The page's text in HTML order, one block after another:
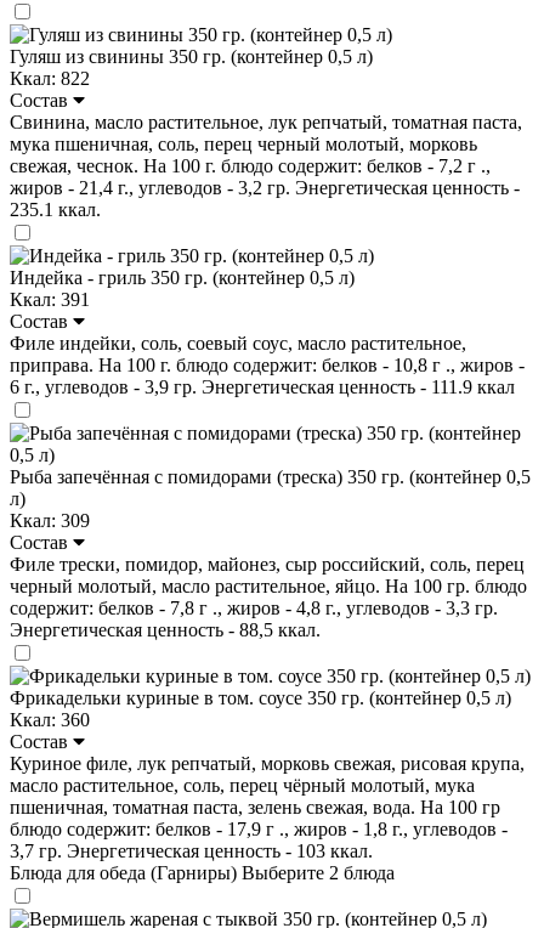
Гуляш из свинины 350 гр. (контейнер 0,5 л)
Ккал: 822
Состав
Свинина, масло растительное, лук репчатый, томатная паста,
мука пшеничная, соль, перец черный молотый, морковь
свежая, чеснок. На 100 г. блюдо содержит: белков - 7,2 г .,
жиров - 21,4 г., углеводов - 3,2 гр. Энергетическая ценность -
235.1 ккал.
Индейка - гриль 350 гр. (контейнер 0,5 л)
Ккал: 391
Состав
Филе индейки, соль, соевый соус, масло растительное,
приправа. На 100 г. блюдо содержит: белков - 10,8 г ., жиров -
6 г., углеводов - 3,9 гр. Энергетическая ценность - 111.9 ккал
Рыба запечённая с помидорами (треска) 350 гр. (контейнер 0,5
л)
Ккал: 309
Состав
Филе трески, помидор, майонез, сыр российский, соль, перец
черный молотый, масло растительное, яйцо. На 100 гр. блюдо
содержит: белков - 7,8 г ., жиров - 4,8 г., углеводов - 3,3 гр.
Энергетическая ценность - 88,5 ккал.
Фрикадельки куриные в том. соусе 350 гр. (контейнер 0,5 л)
Ккал: 360
Состав
Куриное филе, лук репчатый, морковь свежая, рисовая крупа,
масло растительное, соль, перец чёрный молотый, мука
пшеничная, томатная паста, зелень свежая, вода. На 100 гр
блюдо содержит: белков - 17,9 г ., жиров - 1,8 г., углеводов -
3,7 гр. Энергетическая ценность - 103 ккал.
Блюда для обеда (Гарниры) Выберите 2 блюда